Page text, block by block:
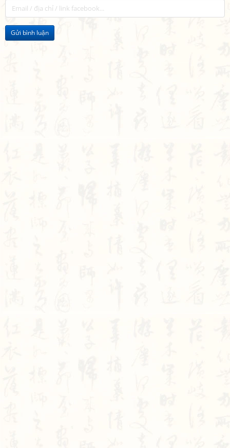
Gửi bình luận